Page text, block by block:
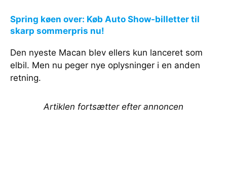
Spring køen over: Køb Auto Show-billetter til
skarp sommerpris nu!
Den nyeste Macan blev ellers kun lanceret som
elbil. Men nu peger nye oplysninger i en anden
retning.
Artiklen fortsætter efter annoncen